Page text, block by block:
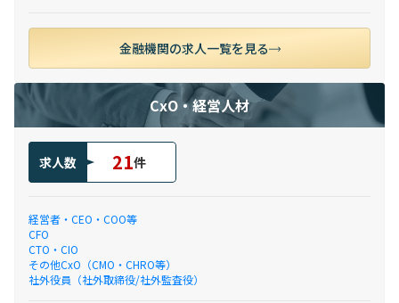
金融機関の求人一覧を見る
CxO・経営人材
求人数 21件
経営者・CEO・COO等
CFO
CTO・CIO
その他CxO（CMO・CHRO等）
社外役員（社外取締役/社外監査役）